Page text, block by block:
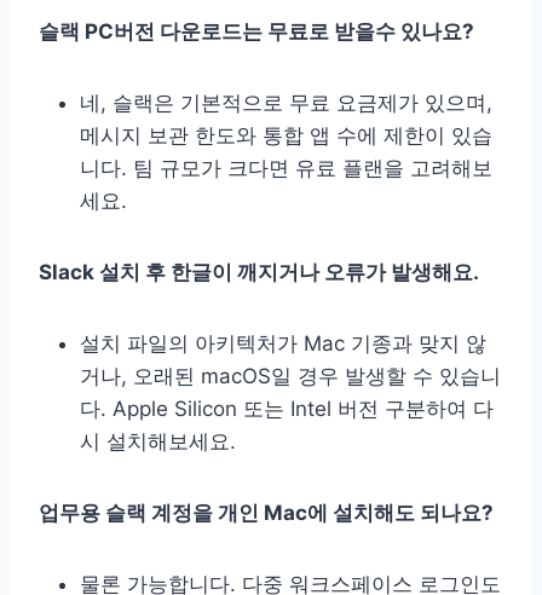
슬랙 PC버전 다운로드는 무료로 받을수 있나요?
네, 슬랙은 기본적으로 무료 요금제가 있으며,
메시지 보관 한도와 통합 앱 수에 제한이 있습
니다. 팀 규모가 크다면 유료 플랜을 고려해보
세요.
Slack 설치 후 한글이 깨지거나 오류가 발생해요.
설치 파일의 아키텍처가 Mac 기종과 맞지 않
거나, 오래된 macOS일 경우 발생할 수 있습니
다. Apple Silicon 또는 Intel 버전 구분하여 다
시 설치해보세요.
업무용 슬랙 계정을 개인 Mac에 설치해도 되나요?
물론 가능합니다. 다중 워크스페이스 로그인도